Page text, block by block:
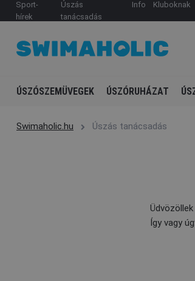
Sport-
hírek
Úszás
tanácsadás
Info Kluboknak
ÚSZÓSZEMÜVEGEK ÚSZÓRUHÁZAT
Swimaholic.hu Úszás tanácsadás
Így vagy